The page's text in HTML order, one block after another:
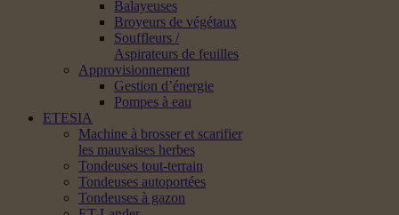
Balayeuses
Broyeurs de végétaux
Souffleurs /
Aspirateurs de feuilles
Approvisionnement
Gestion d’énergie
Pompes à eau
ETESIA
Machine à brosser et scarifier
les mauvaises herbes
Tondeuses tout-terrain
Tondeuses autoportées
Tondeuses à gazon